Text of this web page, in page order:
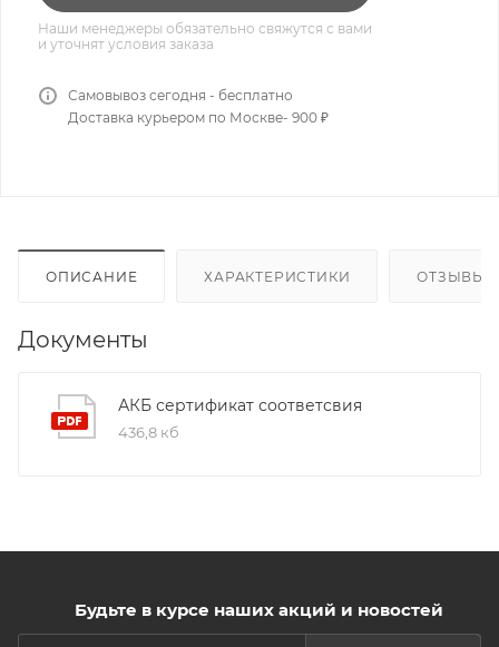
Наши менеджеры обязательно свяжутся с вами
и уточнят условия заказа
Самовывоз сегодня - бесплатно
Доставка курьером по Москве- 900 ₽
ОПИСАНИЕ ХАРАКТЕРИСТИКИ ОТЗЫВЫ
Документы
АКБ сертификат соответсвия
436,8 кб
Будьте в курсе наших акций и новостей